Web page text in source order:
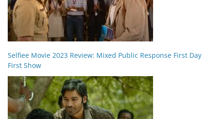
Selfiee Movie 2023 Review: Mixed Public Response First Day
First Show